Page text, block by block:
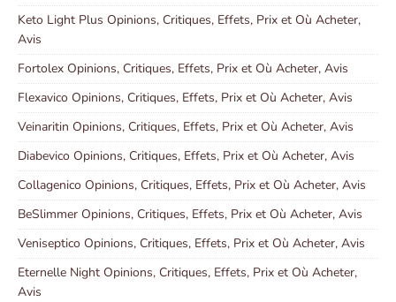
Keto Light Plus Opinions, Critiques, Effets, Prix et Où Acheter,
Avis
Fortolex Opinions, Critiques, Effets, Prix et Où Acheter, Avis
Flexavico Opinions, Critiques, Effets, Prix et Où Acheter, Avis
Veinaritin Opinions, Critiques, Effets, Prix et Où Acheter, Avis
Diabevico Opinions, Critiques, Effets, Prix et Où Acheter, Avis
Collagenico Opinions, Critiques, Effets, Prix et Où Acheter, Avis
BeSlimmer Opinions, Critiques, Effets, Prix et Où Acheter, Avis
Veniseptico Opinions, Critiques, Effets, Prix et Où Acheter, Avis
Eternelle Night Opinions, Critiques, Effets, Prix et Où Acheter,
Avis